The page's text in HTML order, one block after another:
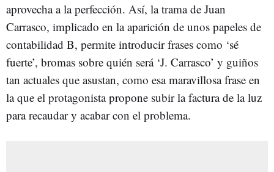
aprovecha a la perfección. Así, la trama de Juan
Carrasco, implicado en la aparición de unos papeles de
contabilidad B, permite introducir frases como ‘sé
fuerte’, bromas sobre quién será ‘J. Carrasco’ y guiños
tan actuales que asustan, como esa maravillosa frase en
la que el protagonista propone subir la factura de la luz
para recaudar y acabar con el problema.